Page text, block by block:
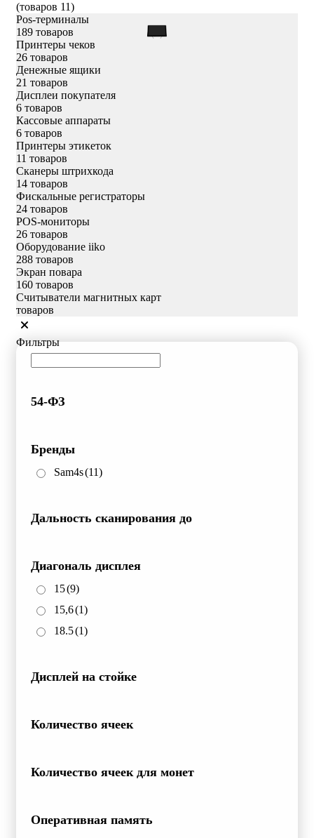
(товаров 11)
Pos-терминалы
189 товаров
Принтеры чеков
26 товаров
Денежные ящики
21 товаров
Дисплеи покупателя
6 товаров
Кассовые аппараты
6 товаров
Принтеры этикеток
11 товаров
Сканеры штрихкода
14 товаров
Фискальные регистраторы
24 товаров
POS-мониторы
26 товаров
Оборудование iiko
288 товаров
Экран повара
160 товаров
Считыватели магнитных карт
товаров
Фильтры
54-ФЗ
Бренды
Sam4s(11)
Дальность сканирования до
Диагональ дисплея
15(9)
15,6(1)
18.5(1)
Дисплей на стойке
Количество ячеек
Количество ячеек для монет
Оперативная память